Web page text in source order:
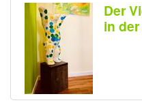
Der
in